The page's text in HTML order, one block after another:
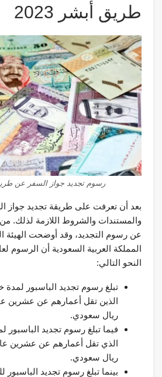
طريق أبشر 2023
رسوم تجديد جواز السفر عن طريق
بعد أن تعرفت على طريقة تجديد جواز
والمستندات والشروط اللازمة لذلك.
عن رسوم التجديد، وقد أوضحت الهيئة
النحو التالي:
تبلغ رسوم تجديد الباسبور
ريال سعودي.
ريال سعودي.